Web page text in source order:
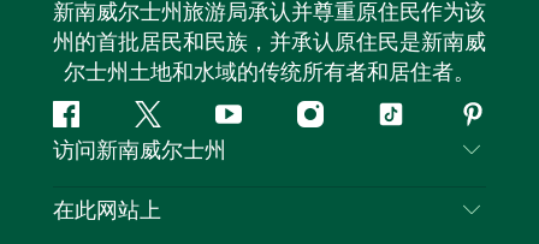
新南威尔士州旅游局承认并尊重原住民作为该
州的首批居民和民族，并承认原住民是新南威
尔士州土地和水域的传统所有者和居住者。
Facebook叽
叽
喳
YouTubeInstagram
抖
访问新南威尔士州
联系我们
在此网站上